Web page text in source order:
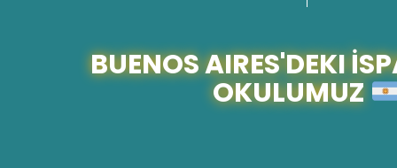
BUENOS AIRES'DEKI
OKULUMUZ